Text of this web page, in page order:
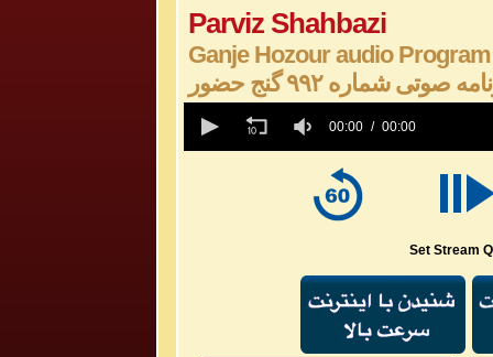
Parviz Shahbazi
Ganje Hozour audio
صوتی شماره ۹۹۲ گنج حضور
seconds
00:00 00:00
Set Stream